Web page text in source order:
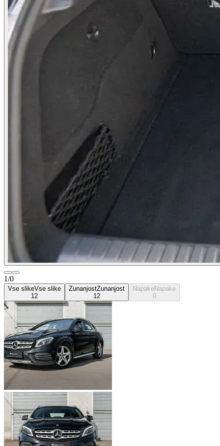
1/0
Vse slikeVse slike
12
ZunanjostZunanjost
12
NapakeNapake
0